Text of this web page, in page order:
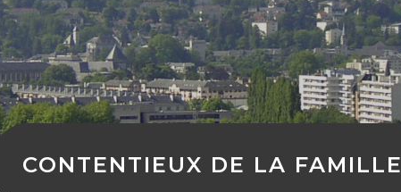
CONTENTIEUX DE LA FAMILLE